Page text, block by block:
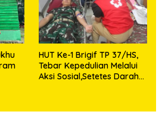
HUT Ke-1 Brigif TP 37/HS,
Tebar Kepedulian Melalui
Aksi Sosial,Setetes Darah